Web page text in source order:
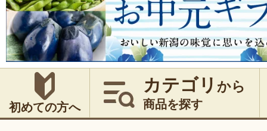
初めての方へ
カテゴリ から
商品を探す